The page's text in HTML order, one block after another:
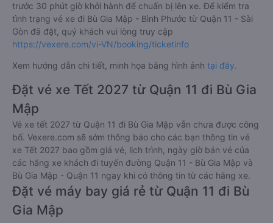
trước 30 phút giờ khởi hành để chuẩn bị lên xe. Để kiểm tra
tình trạng vé xe đi Bù Gia Mập - Bình Phước từ Quận 11 - Sài
Gòn đã đặt, quý khách vui lòng truy cập
https://vexere.com/vi-VN/booking/ticketinfo
Xem hướng dẫn chi tiết, minh họa bằng hình ảnh tại đây.
Đặt vé xe Tết 2027 từ Quận 11 đi Bù Gia
Mập
Vé xe tết 2027 từ Quận 11 đi Bù Gia Mập vẫn chưa được công
bố. Vexere.com sẽ sớm thông báo cho các bạn thông tin vé
xe Tết 2027 bao gồm giá vé, lịch trình, ngày giờ bán vé của
các hãng xe khách đi tuyến đường Quận 11 - Bù Gia Mập và
Bù Gia Mập - Quận 11 ngay khi có thông tin từ các hãng xe.
Đặt vé máy bay giá rẻ từ Quận 11 đi Bù
Gia Mập